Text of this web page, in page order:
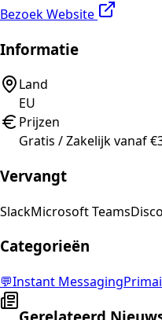
Bezoek Website
Informatie
Land
EU
Prijzen
Gratis / Zakelijk vanaf
Vervangt
SlackMicrosoft Teams
Categorieën
💬Instant Messaging